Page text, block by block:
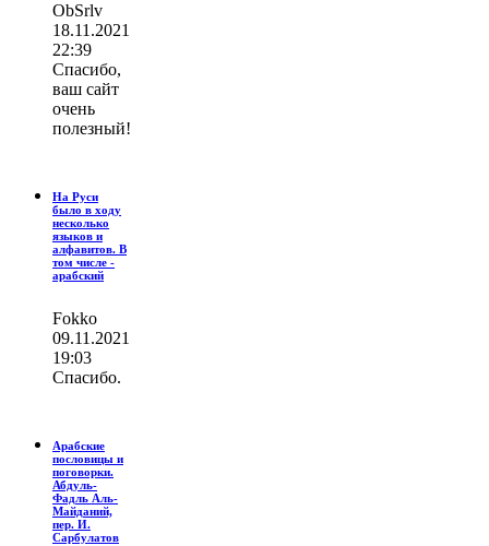
ОbSrlv
18.11.2021
22:39
Спасибо,
ваш сайт
очень
полезный!
На Руси
было в ходу
несколько
языков и
алфавитов. В
том числе -
арабский
Fokko
09.11.2021
19:03
Спасибо.
Арабские
пословицы и
поговорки.
Абдуль-
Фадль Аль-
Майданий,
пер. И.
Сарбулатов